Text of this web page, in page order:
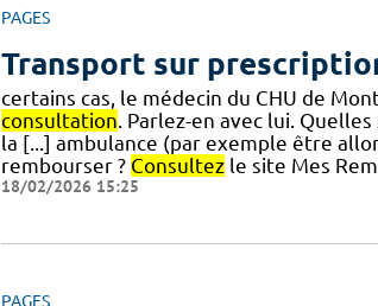
PAGES
Transport sur
certains cas, le médecin du CHU de
consultation. Parlez-en avec lui.
la [...] ambulance (par exemple être
rembourser ? Consultezle site Mes
18/02/2026 15:25
PAGES